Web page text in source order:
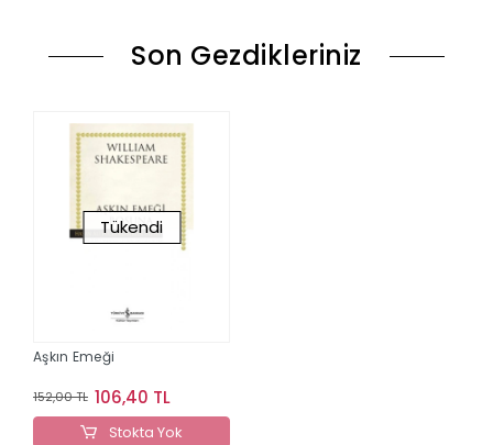
Son Gezdikleriniz
Tükendi
Aşkın Emeği
152,00 TL 106,40 TL
Stokta Yok